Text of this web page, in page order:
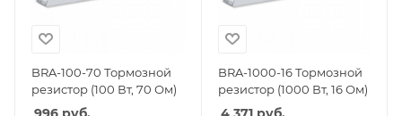
BRA-100-70 Тормозной
резистор (100 Вт, 70 Ом)
BRA-1000-16 Тормозной
резистор (1000 Вт, 16 Ом)